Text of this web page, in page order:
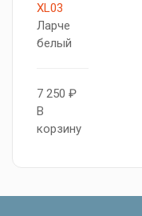
XL03
Ларче
белый
7 250 ₽
В
корзину